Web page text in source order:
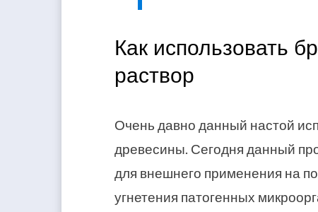
Как использовать
раствор
Очень давно данный настой
древесины. Сегодня данный
для внешнего применения на
угнетения патогенных